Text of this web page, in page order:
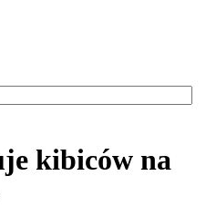
kibiców na